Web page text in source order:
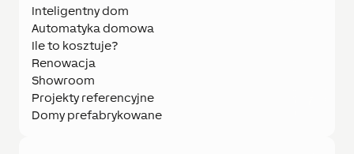
Inteligentny dom
Automatyka domowa
Ile to kosztuje?
Renowacja
Showroom
Projekty referencyjne
Domy prefabrykowane